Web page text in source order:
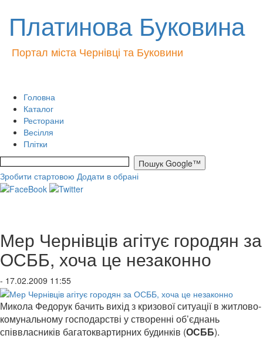
Платинова Буковина
Портал міста Чернівці та Буковини
Головна
Каталог
Ресторани
Весілля
Плітки
Зробити стартовою Додати в обрані
Мер Чернівців агітує городян за
ОСББ, хоча це незаконно
- 17.02.2009 11:55
Микола Федорук бачить вихід з кризової ситуації в житлово-
комунальному господарстві у створенні об’єднань
співвласників багатоквартирних будинків (ОСББ).